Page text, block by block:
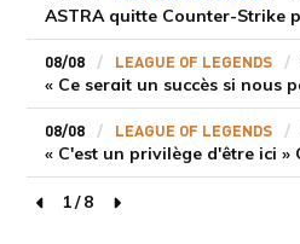
08/08 LEAGUE OF LEGENDS
08/08 LEAGUE OF LEGENDS
page précédente
1/8
page suivante